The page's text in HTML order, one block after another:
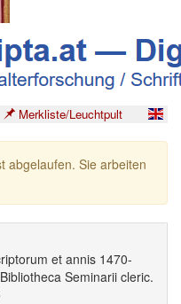
Merkliste/Leuchtpult
abgelaufen. Sie arbeiten
et annis 1470-
Seminarii cleric.